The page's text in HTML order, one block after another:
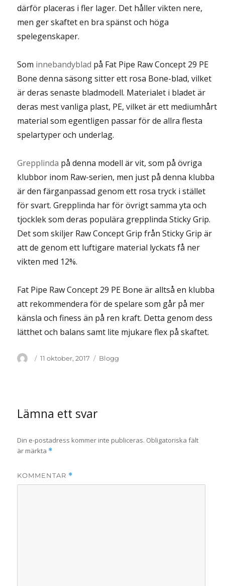
därför placeras i fler lager. Det håller vikten nere,
men ger skaftet en bra spänst och höga
spelegenskaper.
Som innebandyblad på Fat Pipe Raw Concept 29 PE
Bone denna säsong sitter ett rosa Bone-blad, vilket
är deras senaste bladmodell. Materialet i bladet är
deras mest vanliga plast, PE, vilket är ett mediumhårt
material som egentligen passar för de allra flesta
spelartyper och underlag.
Grepplinda på denna modell är vit, som på övriga
klubbor inom Raw-serien, men just på denna klubba
är den färganpassad genom ett rosa tryck i stället
för svart. Grepplinda har för övrigt samma yta och
tjocklek som deras populära grepplinda Sticky Grip.
Det som skiljer Raw Concept Grip från Sticky Grip är
att de genom ett luftigare material lyckats få ner
vikten med 12%.
Fat Pipe Raw Concept 29 PE Bone är alltså en klubba
att rekommendera för de spelare som går på mer
känsla och finess än på ren kraft. Detta genom dess
lätthet och balans samt lite mjukare flex på skaftet.
Författare
Publicerat
11 oktober, 2017 Kategorier
Blogg
Lämna ett svar
Din e-postadress kommer inte publiceras. Obligatoriska fält
är märkta *
KOMMENTAR *